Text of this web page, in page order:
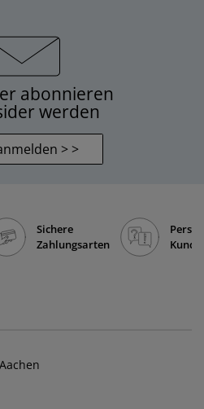
abonnieren
werden
> >
Sichere
Zahlungsarten